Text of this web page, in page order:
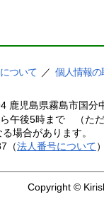
ついて ／ 個人情報の
鹿児島県霧島市国
午後5時まで （た
場合があります。
（法人番号について
Copyright ©